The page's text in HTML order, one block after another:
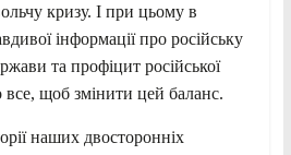
кризу. І при цьому в
інформації про російську
та профіцит російської
щоб змінити цей баланс.
наших двосторонніх